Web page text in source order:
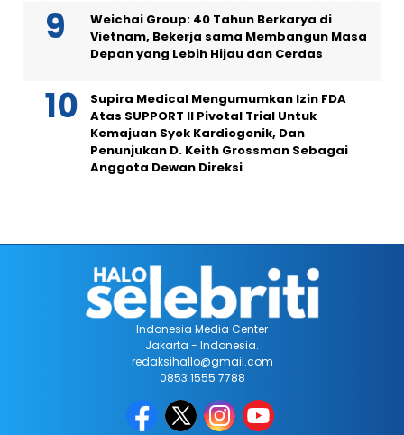
Weichai Group: 40 Tahun Berkarya di
Vietnam, Bekerja sama Membangun Masa
Depan yang Lebih Hijau dan Cerdas
Supira Medical Mengumumkan Izin FDA
Atas SUPPORT II Pivotal Trial Untuk
Kemajuan Syok Kardiogenik, Dan
Penunjukan D. Keith Grossman Sebagai
Anggota Dewan Direksi
Indonesia Media Center
Jakarta - Indonesia.
redaksihallo@gmail.com
0853 1555 7788